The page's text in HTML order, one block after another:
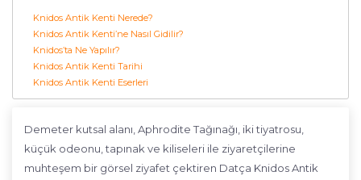
Knidos Antik Kenti Nerede?
Knidos Antik Kenti’ne Nasıl Gidilir?
Knidos’ta Ne Yapılır?
Knidos Antik Kenti Tarihi
Knidos Antik Kenti Eserleri
Demeter kutsal alanı, Aphrodite Tağınağı, iki tiyatrosu,
küçük odeonu, tapınak ve kiliseleri ile ziyaretçilerine
muhteşem bir görsel ziyafet çektiren Datça Knidos Antik